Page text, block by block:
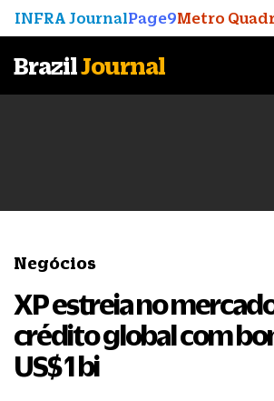
INFRA JournalPage9Metro
BrazilJournal
Negócios
XP estreia no
crédito global com
US$ 1 bi